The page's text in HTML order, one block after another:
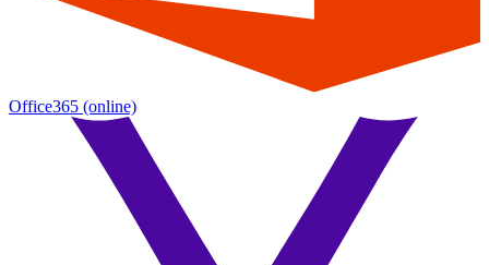
Office365 (online)